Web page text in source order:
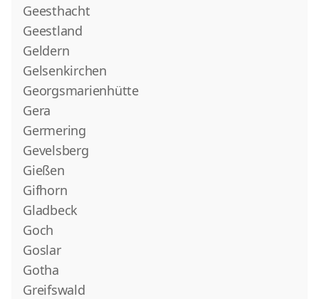
Geesthacht
Geestland
Geldern
Gelsenkirchen
Georgsmarienhütte
Gera
Germering
Gevelsberg
Gießen
Gifhorn
Gladbeck
Goch
Goslar
Gotha
Greifswald